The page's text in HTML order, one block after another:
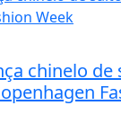
chinelo de